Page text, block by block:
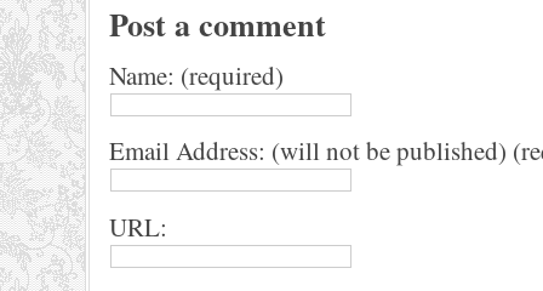
Post a comment
Name: (required)
Email Address: (will not be published)
URL: